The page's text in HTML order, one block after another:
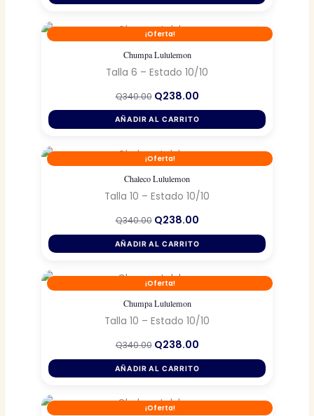
era:
es:
¡Oferta!
Chumpa Lululemon
Talla 6 – Estado 10/10
Q340.00 El
original
era:
Q238.00El
actual
es:
AÑADIR AL CARRITO
¡Oferta!
Chaleco Lululemon
Talla 10 – Estado 10/10
Q340.00 El
original
era:
Q238.00El
actual
es:
AÑADIR AL CARRITO
¡Oferta!
Chumpa Lululemon
Talla 10 – Estado 10/10
Q340.00 El
original
era:
Q238.00El
actual
es:
AÑADIR AL CARRITO
¡Oferta!